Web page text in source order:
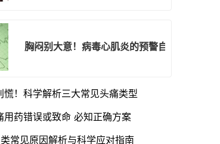
胸闷别大意！病毒心肌炎的预警自测指南
慌！科学解析三大常见头痛类型
用药错误或致命 必知正确方案
常见原因解析与科学应对指南